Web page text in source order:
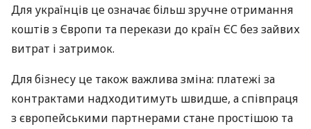
Для українців це означає більш зручне отримання
коштів з Європи та перекази до країн ЄС без зайвих
витрат і затримок.
Для бізнесу це також важлива зміна: платежі за
контрактами надходитимуть швидше, а співпраця
з європейськими партнерами стане простішою та